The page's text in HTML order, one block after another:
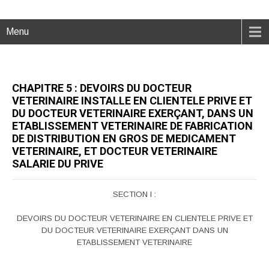
Menu
CHAPITRE 5 : DEVOIRS DU DOCTEUR
VETERINAIRE INSTALLE EN CLIENTELE PRIVE ET
DU DOCTEUR VETERINAIRE EXERÇANT, DANS UN
ETABLISSEMENT VETERINAIRE DE FABRICATION
DE DISTRIBUTION EN GROS DE MEDICAMENT
VETERINAIRE, ET DOCTEUR VETERINAIRE
SALARIE DU PRIVE
SECTION I :
DEVOIRS DU DOCTEUR VETERINAIRE EN CLIENTELE PRIVE ET
DU DOCTEUR VETERINAIRE EXERÇANT DANS UN
ETABLISSEMENT VETERINAIRE